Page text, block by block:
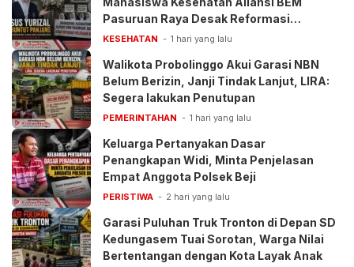
Pasuruan Raya Desak Reformasi
Pelayanan BPJS
KESEHATAN 1 hari yang lalu
Walikota Probolinggo Akui Garasi NBN
Belum Berizin, Janji Tindak Lanjut, LIRA:
Segera lakukan Penutupan
PEMERINTAHAN 1 hari yang lalu
Keluarga Pertanyakan Dasar
Penangkapan Widi, Minta Penjelasan
Empat Anggota Polsek Beji
PERISTIWA 2 hari yang lalu
Garasi Puluhan Truk Tronton di Depan SD
Kedungasem Tuai Sorotan, Warga Nilai
Bertentangan dengan Kota Layak Anak